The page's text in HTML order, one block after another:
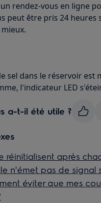
rendez-vous en ligne
peut être pris 24 heures
sel dans le réservoir
l'indicateur LED
a-t-il été utile ?
réinitialisent après
n'émet pas de signal
éviter que mes